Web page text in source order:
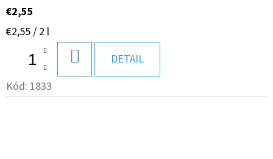
€2,55
Jednotková
€2,55 / 2 l
KOŠÍKA
DETAIL
Kód: 1833